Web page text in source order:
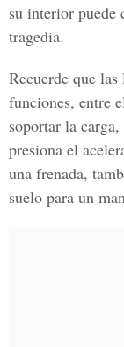
su interior puede
tragedia.
Recuerde que
funciones, entre
soportar la
presiona el
una frenada,
suelo para un